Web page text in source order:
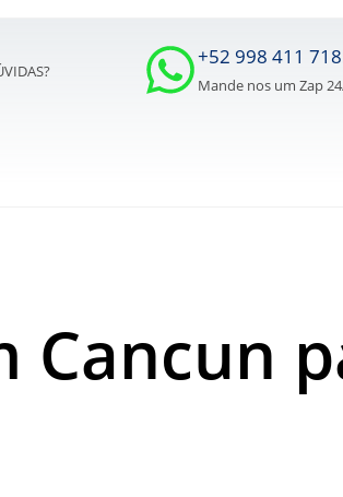
+52 998 411
Mande nos um Zap
Cancun